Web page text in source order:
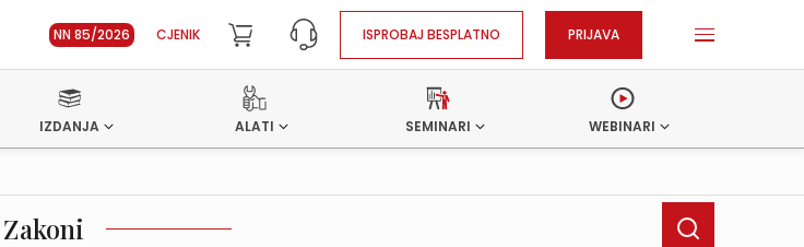
NN 85/2026 CJENIK ISPROBAJ BESPLATNO PRIJAVA
IZDANJA ALATI SEMINARI WEBINARI
Zakoni